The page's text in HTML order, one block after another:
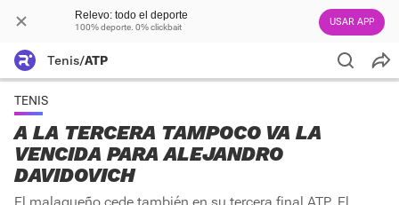
Relevo: todo el deporte
100% deporte. 0% clickbait USAR APP
Tenis/ATP
TENIS
A LA TERCERA TAMPOCO VA LA
VENCIDA PARA ALEJANDRO
DAVIDOVICH